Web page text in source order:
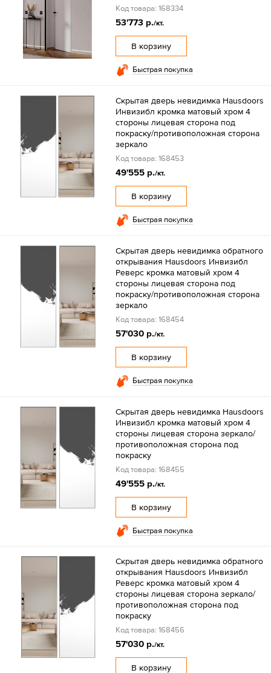
Код товара: 168334
53'773 р./кт.
В корзину
Быстрая покупка
Скрытая дверь невидимка Hausdoors
Инвизибл кромка матовый хром 4
стороны лицевая сторона под
покраску/противоположная сторона
зеркало
Код товара: 168453
49'555 р./кт.
В корзину
Быстрая покупка
Скрытая дверь невидимка обратного
открывания Hausdoors Инвизибл
Реверс кромка матовый хром 4
стороны лицевая сторона под
покраску/противоположная сторона
зеркало
Код товара: 168454
57'030 р./кт.
В корзину
Быстрая покупка
Скрытая дверь невидимка Hausdoors
Инвизибл кромка матовый хром 4
стороны лицевая сторона зеркало/
противоположная сторона под
покраску
Код товара: 168455
49'555 р./кт.
В корзину
Быстрая покупка
Скрытая дверь невидимка обратного
открывания Hausdoors Инвизибл
Реверс кромка матовый хром 4
стороны лицевая сторона зеркало/
противоположная сторона под
покраску
Код товара: 168456
57'030 р./кт.
В корзину